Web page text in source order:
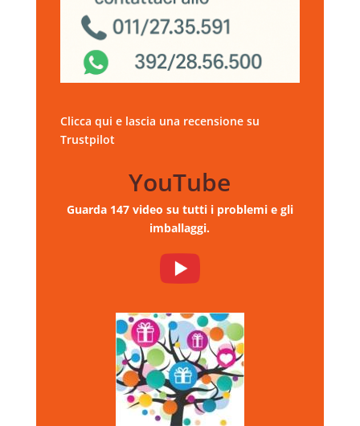
Clicca qui e lascia una recensione su
Trustpilot
YouTube
Guarda 147 video su tutti i problemi e gli
imballaggi.